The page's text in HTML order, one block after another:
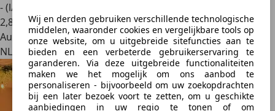
Wij en derden gebruiken verschillende technologische
middelen, waaronder cookies en vergelijkbare tools op
onze website, om u uitgebreide sitefuncties aan te
bieden en een verbeterde gebruikerservaring te
garanderen. Via deze uitgebreide functionaliteiten
maken we het mogelijk om ons aanbod te
personaliseren - bijvoorbeeld om uw zoekopdrachten
bij een later bezoek voort te zetten, om u geschikte
aanbiedingen in uw regio te tonen of om
- (l/100 km)
2,8
Autobedrijf
NL 9061 AE